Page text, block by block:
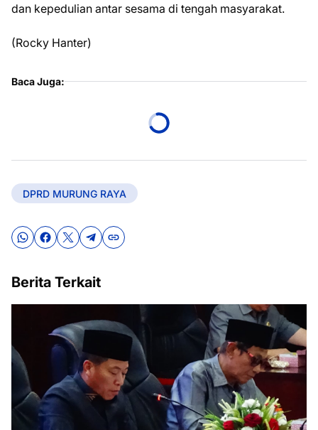
dan kepedulian antar sesama di tengah masyarakat.
(Rocky Hanter)
Baca Juga:
DPRD MURUNG RAYA
Berita Terkait